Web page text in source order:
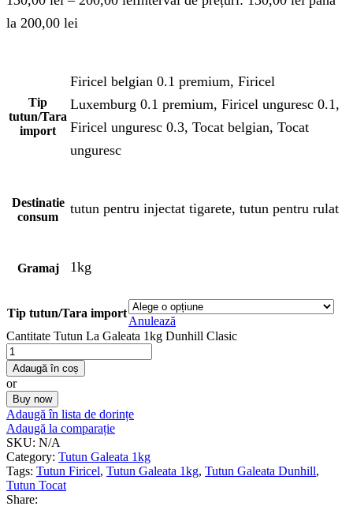
la 200,00 lei
Tip
tutun/Tara
import
Firicel belgian 0.1 premium, Firicel
Luxemburg 0.1 premium, Firicel unguresc 0.1,
Firicel unguresc 0.3, Tocat belgian, Tocat
unguresc
Destinatie
consum
tutun pentru injectat tigarete, tutun pentru rulat
Gramaj 1kg
Tip tutun/Tara import
Anulează
Cantitate Tutun La Galeata 1kg Dunhill Clasic
Adaugă în coș
or
Buy now
Adaugă în lista de dorințe
Adaugă la comparație
SKU: N/A
Category: Tutun Galeata 1kg
Tags: Tutun Firicel, Tutun Galeata 1kg, Tutun Galeata Dunhill,
Tutun Tocat
Share: